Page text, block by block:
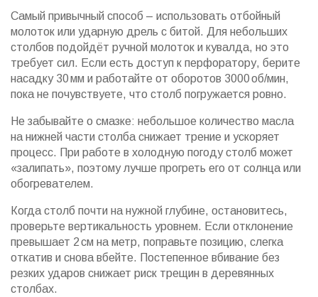
Самый привычный способ – использовать отбойный
молоток или ударную дрель с битой. Для небольших
столбов подойдёт ручной молоток и кувалда, но это
требует сил. Если есть доступ к перфоратору, берите
насадку 30 мм и работайте от оборотов 3000 об/мин,
пока не почувствуете, что столб погружается ровно.
Не забывайте о смазке: небольшое количество масла
на нижней части столба снижает трение и ускоряет
процесс. При работе в холодную погоду столб может
«залипать», поэтому лучше прогреть его от солнца или
обогревателем.
Когда столб почти на нужной глубине, остановитесь,
проверьте вертикальность уровнем. Если отклонение
превышает 2 см на метр, поправьте позицию, слегка
откатив и снова вбейте. Постепенное вбивание без
резких ударов снижает риск трещин в деревянных
столбах.